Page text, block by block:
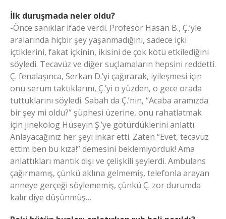
İlk duruşmada neler oldu?
-Önce sanıklar ifade verdi. Profesör Hasan B., Ç.’yle
aralarında hiçbir şey yaşanmadığını, sadece içki
içtiklerini, fakat içkinin, ikisini de çok kötü etkilediğini
söyledi. Tecavüz ve diğer suçlamaların hepsini reddetti.
Ç. fenalaşınca, Serkan D.’yi çağırarak, iyileşmesi için
onu serum taktıklarını, Ç.’yi o yüzden, o gece orada
tuttuklarını söyledi. Sabah da Ç.’nin, “Acaba aramızda
bir şey mi oldu?” şüphesi üzerine, onu rahatlatmak
için jinekolog Hüseyin Ş.’ye götürdüklerini anlattı.
Anlayacağınız her şeyi inkar etti. Zaten “Evet, tecavüz
ettim ben bu kıza!” demesini beklemiyorduk! Ama
anlattıkları mantık dışı ve çelişkili şeylerdi. Ambulans
çağırmamış, çünkü aklına gelmemiş, telefonla arayan
anneye gerçeği söylememiş, çünkü Ç. zor durumda
kalır diye düşünmüş…